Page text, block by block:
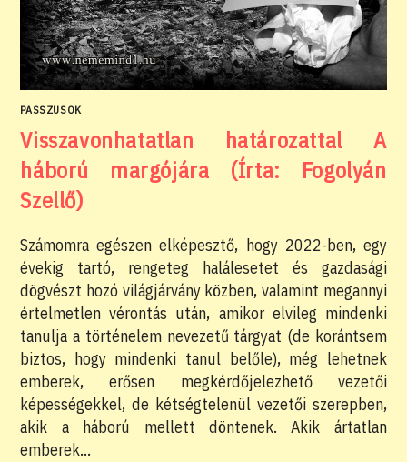
PASSZUSOK
Visszavonhatatlan határozattal A
háború margójára (Írta: Fogolyán
Szellő)
Számomra egészen elképesztő, hogy 2022-ben, egy
évekig tartó, rengeteg halálesetet és gazdasági
dögvészt hozó világjárvány közben, valamint megannyi
értelmetlen vérontás után, amikor elvileg mindenki
tanulja a történelem nevezetű tárgyat (de korántsem
biztos, hogy mindenki tanul belőle), még lehetnek
emberek, erősen megkérdőjelezhető vezetői
képességekkel, de kétségtelenül vezetői szerepben,
akik a háború mellett döntenek. Akik ártatlan
emberek…